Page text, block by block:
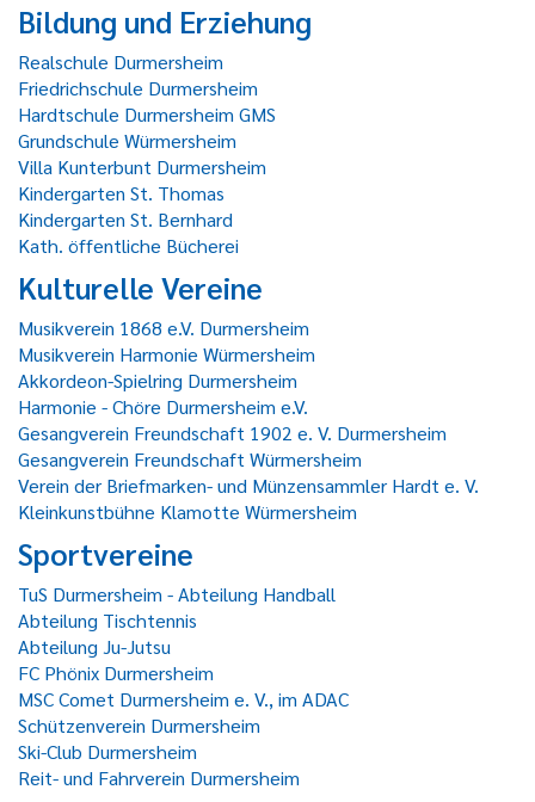
Bildung und Erziehung
Realschule Durmersheim
Friedrichschule Durmersheim
Hardtschule Durmersheim GMS
Grundschule Würmersheim
Villa Kunterbunt Durmersheim
Kindergarten St. Thomas
Kindergarten St. Bernhard
Kath. öffentliche Bücherei
Kulturelle Vereine
Musikverein 1868 e.V. Durmersheim
Musikverein Harmonie Würmersheim
Akkordeon-Spielring Durmersheim
Harmonie - Chöre Durmersheim e.V.
Gesangverein Freundschaft 1902 e. V. Durmersheim
Gesangverein Freundschaft Würmersheim
Verein der Briefmarken- und Münzensammler Hardt e. V.
Kleinkunstbühne Klamotte Würmersheim
Sportvereine
TuS Durmersheim - Abteilung Handball
Abteilung Tischtennis
Abteilung Ju-Jutsu
FC Phönix Durmersheim
MSC Comet Durmersheim e. V., im ADAC
Schützenverein Durmersheim
Ski-Club Durmersheim
Reit- und Fahrverein Durmersheim